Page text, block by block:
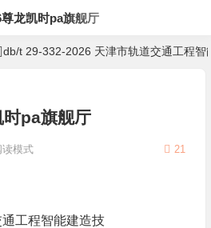
龙凯时pa旗舰厅
db/t 29-332-2026 天津市轨道交通工程智
pa旗舰厅
21
读模式
工程智能建造技